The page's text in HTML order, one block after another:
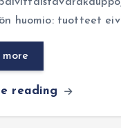
huomio: tuotteet
more
reading